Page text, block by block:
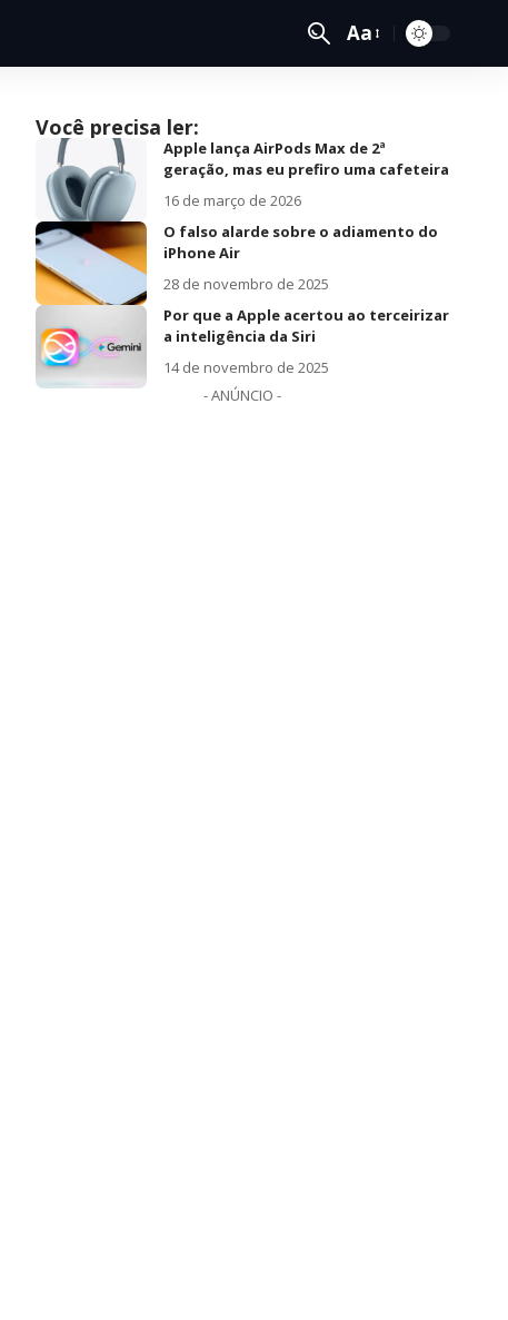
Aa
Você precisa ler:
Apple lança AirPods Max de 2ª
geração, mas eu prefiro uma cafeteira
16 de março de 2026
O falso alarde sobre o adiamento do
iPhone Air
28 de novembro de 2025
Por que a Apple acertou ao terceirizar
a inteligência da Siri
14 de novembro de 2025
- ANÚNCIO -